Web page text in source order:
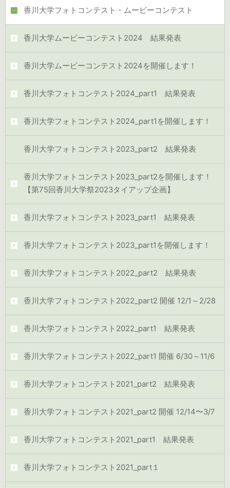
香川大学フォトコンテスト・ムービーコンテスト
香川大学ムービーコンテスト2024 結果発表
香川大学ムービーコンテスト2024を開催します！
香川大学フォトコンテスト2024_part1 結果発表
香川大学フォトコンテスト2024_part1を開催します！
香川大学フォトコンテスト2023_part2 結果発表
香川大学フォトコンテスト2023_part2を開催します！
【第75回香川大学祭2023タイアップ企画】
香川大学フォトコンテスト2023_part1 結果発表
香川大学フォトコンテスト2023_part1を開催します！
香川大学フォトコンテスト2022_part2 結果発表
香川大学フォトコンテスト2022_part2 開催 12/1～2/28
香川大学フォトコンテスト2022_part1 結果発表
香川大学フォトコンテスト2022_part1 開催 6/30～11/6
香川大学フォトコンテスト2021_part2 結果発表
香川大学フォトコンテスト2021_part2 開催 12/14〜3/7
香川大学フォトコンテスト2021_part1 結果発表
香川大学フォトコンテスト2021_part１